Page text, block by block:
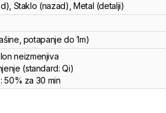
Staklo (nazad), Metal (detalji)
potapanje do 1m)
neizmenjiva
(standard: Qi)
50% za 30 min